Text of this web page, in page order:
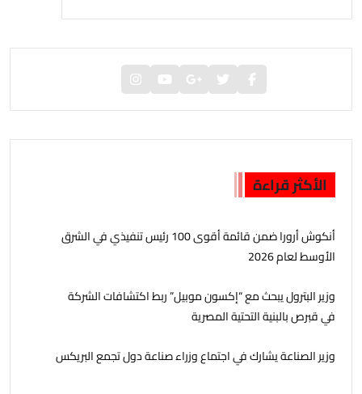
الأكثر قراءة
أنكوش أرورا ضمن قائمة أقوى 100 رئيس تنفيذي في الشرق
الأوسط لعام 2026
وزير البترول يبحث مع “إكسون موبيل” ربط اكتشافات الشركة
في قبرص بالبنية التحتية المصرية
وزير الصناعة يشارك في اجتماع وزراء صناعة دول تجمع البريكس